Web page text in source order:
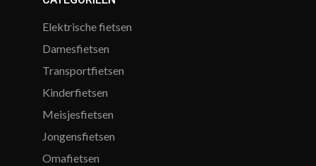
Elektrische fietsen
Damesfietsen
Transportfietsen
Kinderfietsen
Meisjesfietsen
Jongensfietsen
Omafietsen